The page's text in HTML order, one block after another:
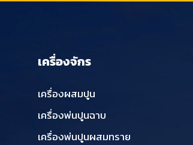
เครื่องจักร
เครื่องผสมปูน
เครื่องพ่นปูนฉาบ
เครื่องพ่นปูนผสมทราย